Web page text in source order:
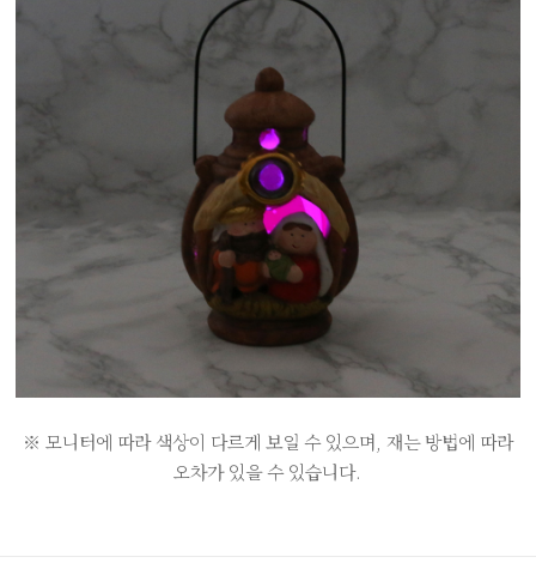
※ 모니터에 따라 색상이 다르게 보일 수 있으며, 재는 방법에 따라
오차가 있을 수 있습니다.